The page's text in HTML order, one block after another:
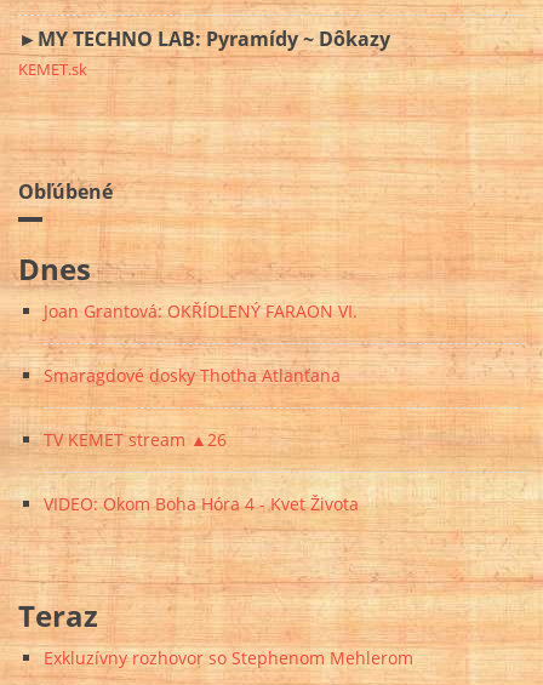
►MY TECHNO LAB: Pyramídy ~ Dôkazy
KEMET.sk
Obľúbené
Dnes
Joan Grantová: OKŘÍDLENÝ FARAON VI.
Smaragdové dosky Thotha Atlanťana
TV KEMET stream ▲26
VIDEO: Okom Boha Hóra 4 - Kvet Života
Teraz
Exkluzívny rozhovor so Stephenom Mehlerom